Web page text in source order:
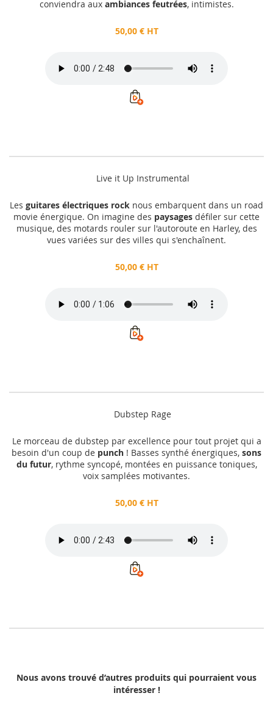
conviendra aux ambiances feutrées, intimistes.
50,00 € HT
Live it Up Instrumental
Les guitares électriques rock nous embarquent dans un road
movie énergique. On imagine des paysages défiler sur cette
musique, des motards rouler sur l'autoroute en Harley, des
vues variées sur des villes qui s'enchaînent.
50,00 € HT
Dubstep Rage
Le morceau de dubstep par excellence pour tout projet qui a
besoin d'un coup de punch ! Basses synthé énergiques, sons
du futur, rythme syncopé, montées en puissance toniques,
voix samplées motivantes.
50,00 € HT
Nous avons trouvé d’autres produits qui pourraient vous
intéresser !